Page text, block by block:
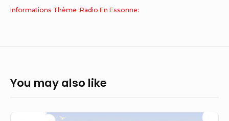
Informations Thème :Radio En Essonne:
You may also like